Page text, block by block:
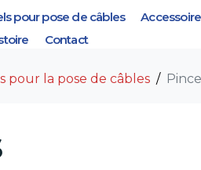
pour pose de câbles
Contact
pour la pose de câbles